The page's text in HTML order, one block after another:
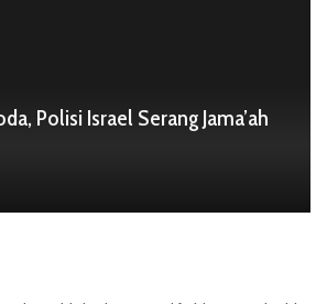
Polisi Israel Serang Jama’ah